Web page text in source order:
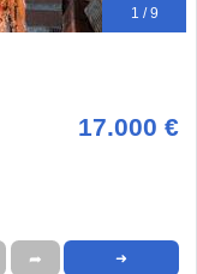
1 / 9
17.000 €
➦ ➜